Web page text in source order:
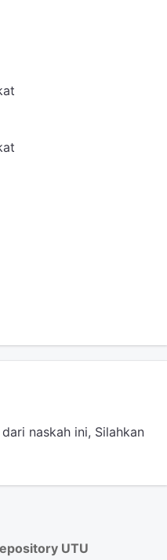
naskah ini, Silahkan
UTU